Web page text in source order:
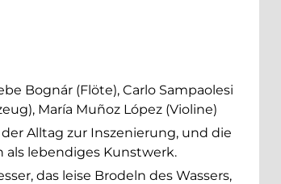
Bognár (Flöte), Carlo Sampaolesi
María Muñoz López (Violine)
Alltag zur Inszenierung, und die
lebendiges Kunstwerk.
das leise Brodeln des Wassers,